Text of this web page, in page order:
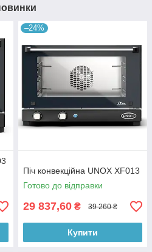
–24%
Піч конвекційна UNOX XF013
Готово до відправки
29 837,60 ₴ 39 260 ₴
Купити